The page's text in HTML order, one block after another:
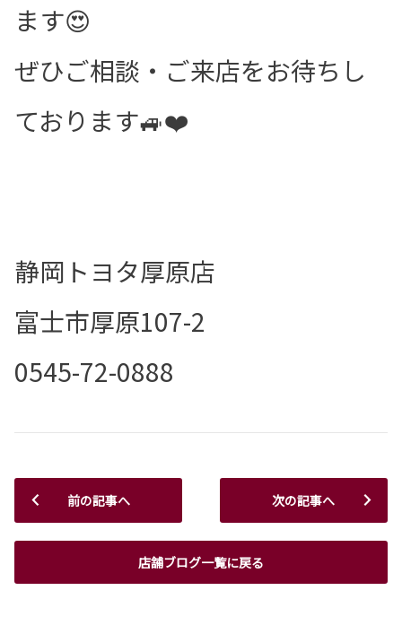
ます😍
ぜひご相談・ご来店をお待ちし
ております🚙❤️
静岡トヨタ厚原店
富士市厚原107-2
0545-72-0888
前の記事へ
店舗ブログ一覧に戻る
次の記事へ